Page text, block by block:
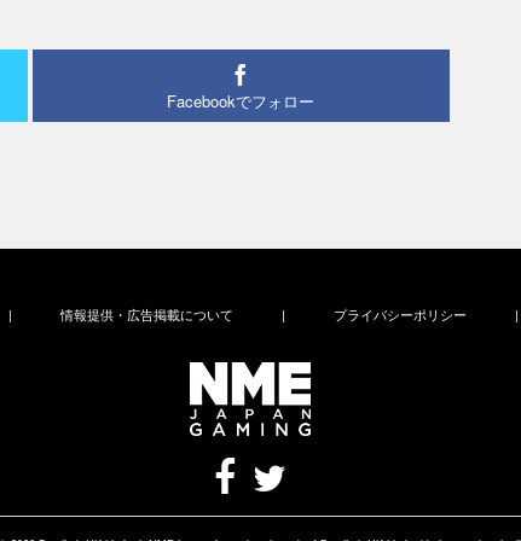
Facebookでフォロー
| 情報提供・広告掲載について | プライバシーポリシー |